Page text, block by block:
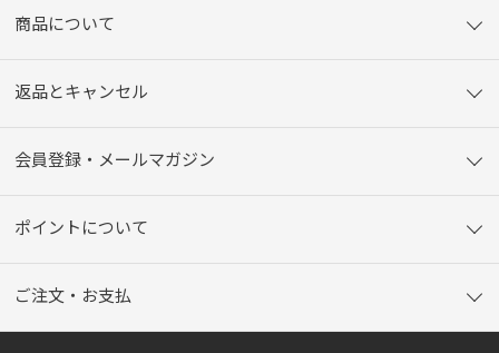
商品について
返品とキャンセル
会員登録・メールマガジン
ポイントについて
ご注文・お支払